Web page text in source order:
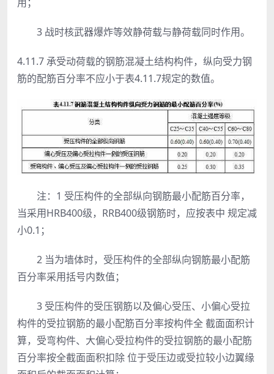
3 战时核武器爆炸等效静荷载与静荷载同时作用。
4.11.7 承受动荷载的钢筋混凝土结构构件，纵向受力钢
筋的配筋百分率不应小于表4.11.7规定的数值。
注：1 受压构件的全部纵向钢筋最小配筋百分率，
当采用HRB400级，RRB400级钢筋时，应按表中 规定减
小0.1；
2 当为墙体时，受压构件的全部纵向钢筋最小配筋
百分率采用括号内数值；
3 受压构件的受压钢筋以及偏心受压、小偏心受拉
构件的受拉钢筋的最小配筋百分率按构件全 截面面积计
算，受弯构件、大偏心受拉构件的受拉钢筋的最小配筋
百分率按全截面面积扣除 位于受压边或受拉较小边翼缘